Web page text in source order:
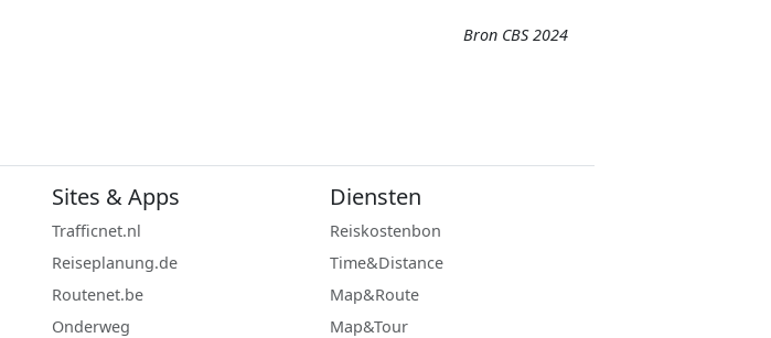
Bron CBS 2024
Sites & Apps
Trafficnet.nl
Reiseplanung.de
Routenet.be
Onderweg
Diensten
Reiskostenbon
Time&Distance
Map&Route
Map&Tour